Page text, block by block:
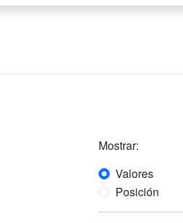
Mostrar:
Valores
Posición